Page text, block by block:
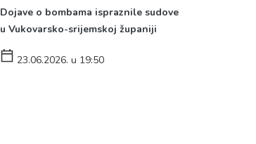
Dojave o bombama ispraznile sudove
u Vukovarsko-srijemskoj županiji
23.06.2026. u 19:50